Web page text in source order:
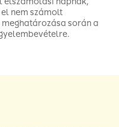
nem számolt
során a